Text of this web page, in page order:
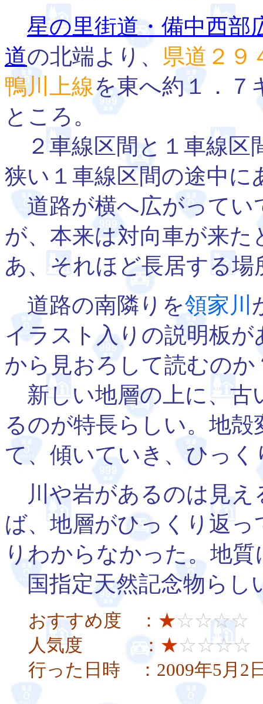
星の里街道・備中西部
道の北端より、 県道２９
鴨川上線を東へ約１．７
ところ。
２車線区間と１車線区
狭い１車線区間の途中に
道路が横へ広がってい
が、本来は対向車が来
あ、それほど長居する
道路の南隣りを領家川
イラスト入りの説明板
から見おろして読むのか
新しい地層の上に、古
るのが特長らしい。地
て、傾いていき、ひっ
川や岩があるのは見え
ば、地層がひっくり返
りわからなかった。地
国指定天然記念物らし
おすすめ度 ： ★☆☆☆☆
人気度 ： ★☆☆☆☆
行った日時 ：2009年5月2